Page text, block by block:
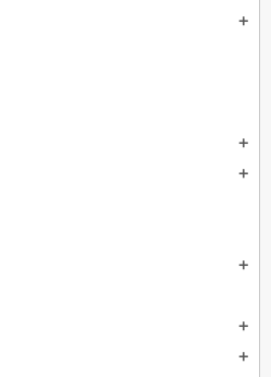
add
add
add
add
add
add